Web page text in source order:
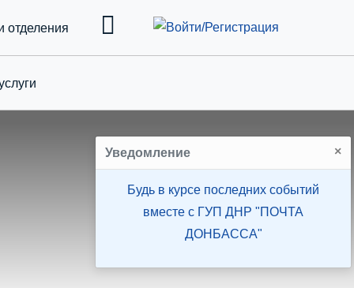
Уведомление ×
Будь в курсе последних событий
вместе с ГУП ДНР "ПОЧТА
ДОНБАССА"